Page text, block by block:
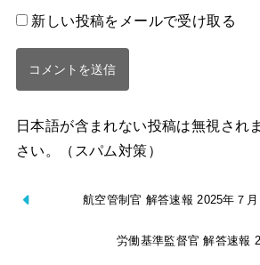
新しい投稿をメールで受け取る
日本語が含まれない投稿は無視され
さい。（スパム対策）
航空管制官 解答速報 2025年７月
労働基準監督官 解答速報